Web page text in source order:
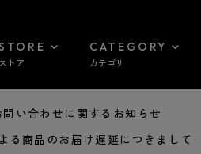
ストア
CATEGORY
カテゴリ
い合わせに関するお知らせ
商品のお届け遅延につきまして